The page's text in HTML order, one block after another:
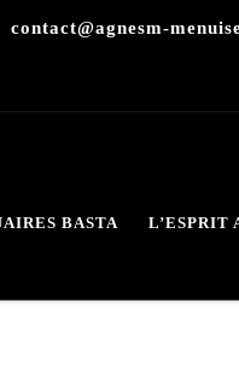
contact@agnesm-
BASTA L’ESPRIT